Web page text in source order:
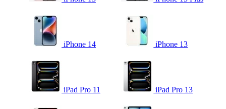
iPhone 14 iPhone 13
iPad Pro 11 iPad Pro 13